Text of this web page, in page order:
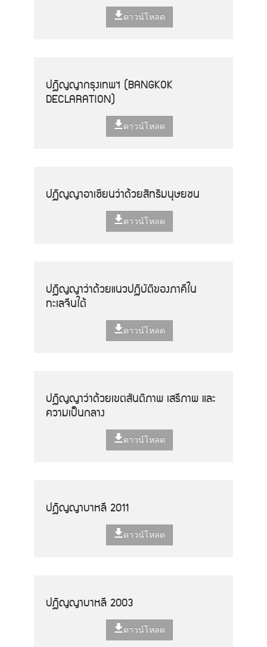
ดาวน์โหลด
ปฏิญญากรุงเทพฯ (BANGKOK
DECLARATION)
ดาวน์โหลด
ปฏิญญาอาเซียนว่าด้วยสิทธิมนุษยชน
ดาวน์โหลด
ปฏิญญาว่าด้วยแนวปฏิบัติของภาคีใน
ทะเลจีนใต้
ดาวน์โหลด
ปฏิญญาว่าด้วยเขตสันติภาพ เสรีภาพ และ
ความเป็นกลาง
ดาวน์โหลด
ปฏิญญาบาหลี 2011
ดาวน์โหลด
ปฏิญญาบาหลี 2003
ดาวน์โหลด